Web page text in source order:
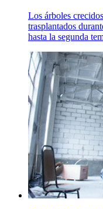
Los árboles
trasplantados
hasta la segunda